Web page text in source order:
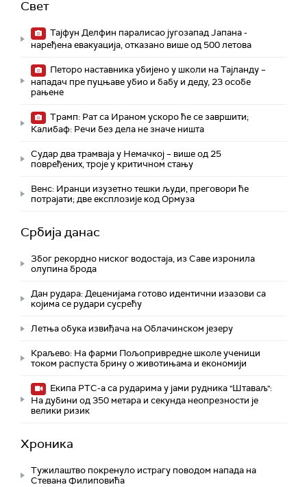
Свет
Тајфун Делфин паралисао југозапад Јапана -
наређена евакуација, отказано више од 500 летова
Петоро наставника убијено у школи на Тајланду –
нападач пре пуцњаве убио и бабу и деду, 23 особе
рањене
Трамп: Рат са Ираном ускоро ће се завршити;
Калибаф: Речи без дела не значе ништа
Судар два трамваја у Немачкој – више од 25
повређених, троје у критичном стању
Венс: Иранци изузетно тешки људи, преговори ће
потрајати; две експлозије код Ормуза
Србија данас
Због рекордно ниског водостаја, из Саве изронила
олупина брода
Дан рудара: Деценијама готово идентични изазови са
којима се рудари сусрећу
Летња обука извиђача на Облачинском језеру
Краљево: На фарми Пољопривредне школе ученици
током распуста брину о животињама и економији
Екипа РТС-а са рударима у јами рудника "Штаваљ":
На дубини од 350 метара и секунда неопрезности је
велики ризик
Хроника
Тужилаштво покренуло истрагу поводом напада на
Стевана Филиповића